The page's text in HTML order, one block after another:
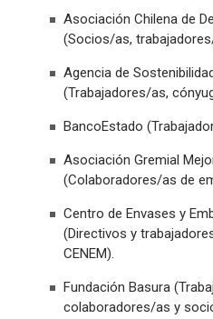
Asociación Chilena de
(Socios/as,
Agencia de
(Trabajadores/as,
BancoEstado
Asociación Gremial
(Colaboradores/as de
Centro de Envases y
(Directivos y
CENEM).
Fundación Basura
colaboradores/as y